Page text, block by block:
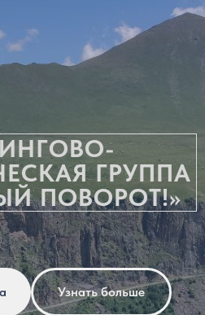
ГРУППА
ПОВОРОТ!»
Узнать больше